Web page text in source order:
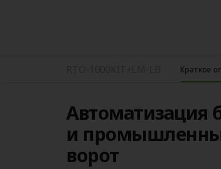
Краткое
Автоматизация
и
ворот